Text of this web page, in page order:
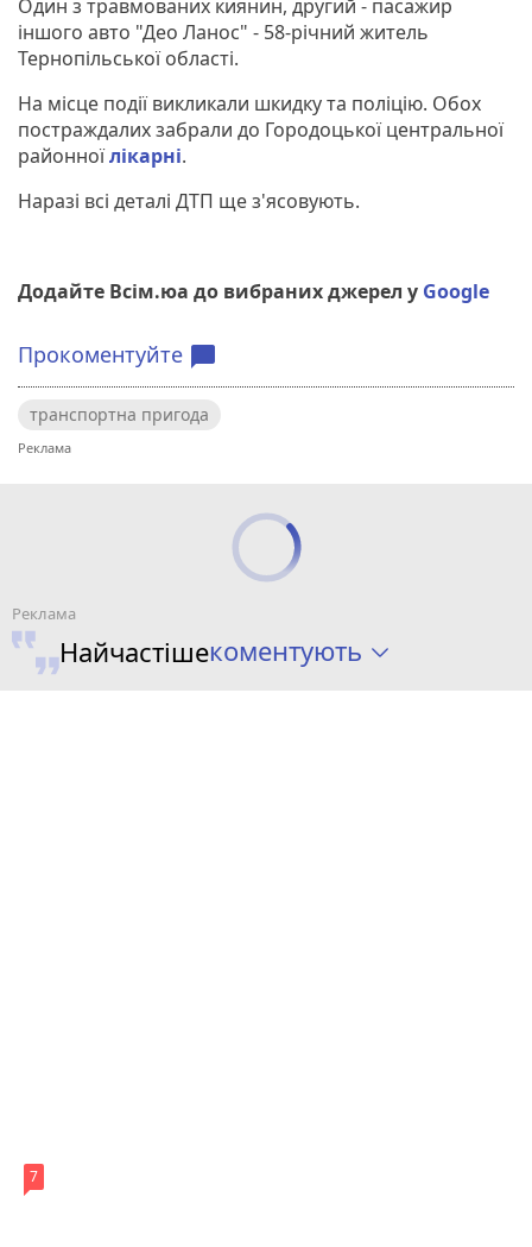
Один з травмованих киянин, другий - пасажир
іншого авто "Део Ланос" - 58-річний житель
Тернопільської області.
На місце події викликали шкидку та поліцію. Обох
постраждалих забрали до Городоцької центральної
районноїлікарні.
Наразі всі деталі ДТП ще з'ясовують.
Додайте Всім.юа до вибраних джерел у Google
Прокоментуйте chat_bubble
транспортна пригода
Найчастішекоментують
7